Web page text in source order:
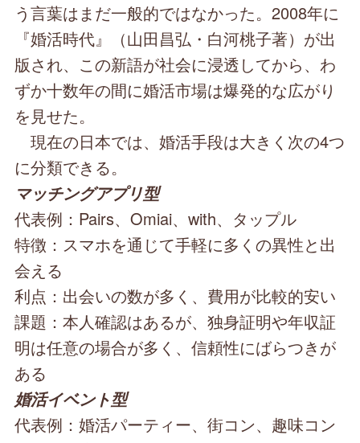
う言葉はまだ一般的ではなかった。2008年に
『婚活時代』（山田昌弘・白河桃子著）が出
版され、この新語が社会に浸透してから、わ
ずか十数年の間に婚活市場は爆発的な広がり
を見せた。
現在の日本では、婚活手段は大きく次の4つ
に分類できる。
マッチングアプリ型
代表例：Pairs、Omiai、with、タップル
特徴：スマホを通じて手軽に多くの異性と出
会える
利点：出会いの数が多く、費用が比較的安い
課題：本人確認はあるが、独身証明や年収証
明は任意の場合が多く、信頼性にばらつきが
ある
婚活イベント型
代表例：婚活パーティー、街コン、趣味コン